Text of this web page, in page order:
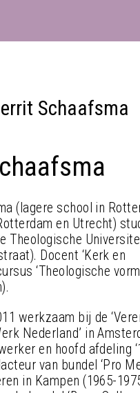
Schaafsma
(lagere school in
en Utrecht)
Theologische
Docent ‘Kerk en
‘Theologische
werkzaam bij de
Nederland’ in
en hoofd afdeling
van bundel ‘Pro
in Kampen (1965-